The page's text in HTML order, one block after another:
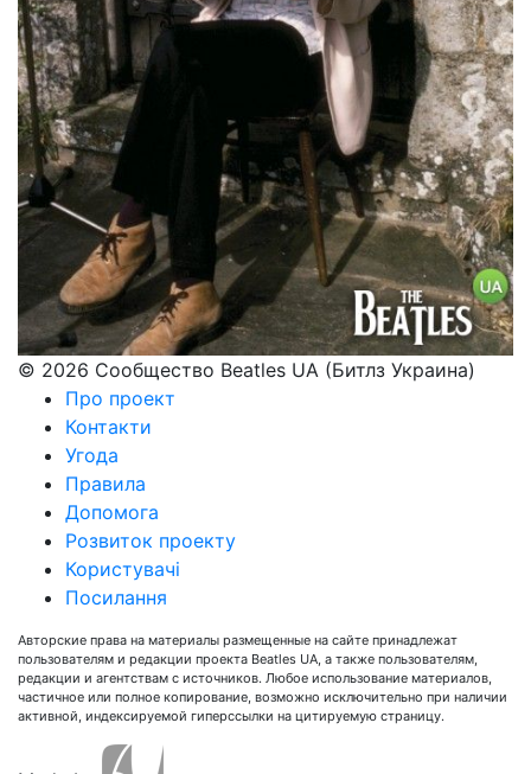
© 2026 Сообщество Beatles UA (Битлз Украина)
Про проект
Контакти
Угода
Правила
Допомога
Розвиток проекту
Користувачі
Посилання
Авторские права на материалы размещенные на сайте принадлежат
пользователям и редакции проекта Beatles UA, а также пользователям,
редакции и агентствам с источников. Любое использование материалов,
частичное или полное копирование, возможно исключительно при наличии
активной, индексируемой гиперссылки на цитируемую страницу.